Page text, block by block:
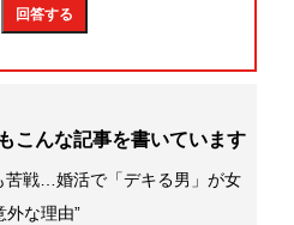
こんな記事を書いています
苦戦…婚活で「デキる男」が女
外な理由”